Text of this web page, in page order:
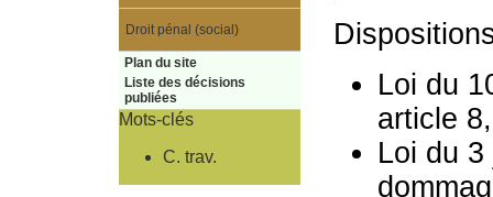
Loi du
article
Loi du
Droit pénal (social)
Plan du site
Liste des décisions
publiées
Mots-clés
C. trav.